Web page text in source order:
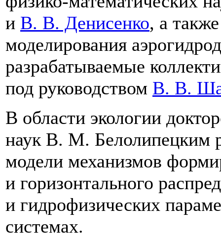
и В. В. Денисенко, а
моделирования
разрабатываемые
под руководством В. В.
В области экологии
наук В. М. Белолипецким
модели механизмов
и горизонтального
и гидрофизических
системах.